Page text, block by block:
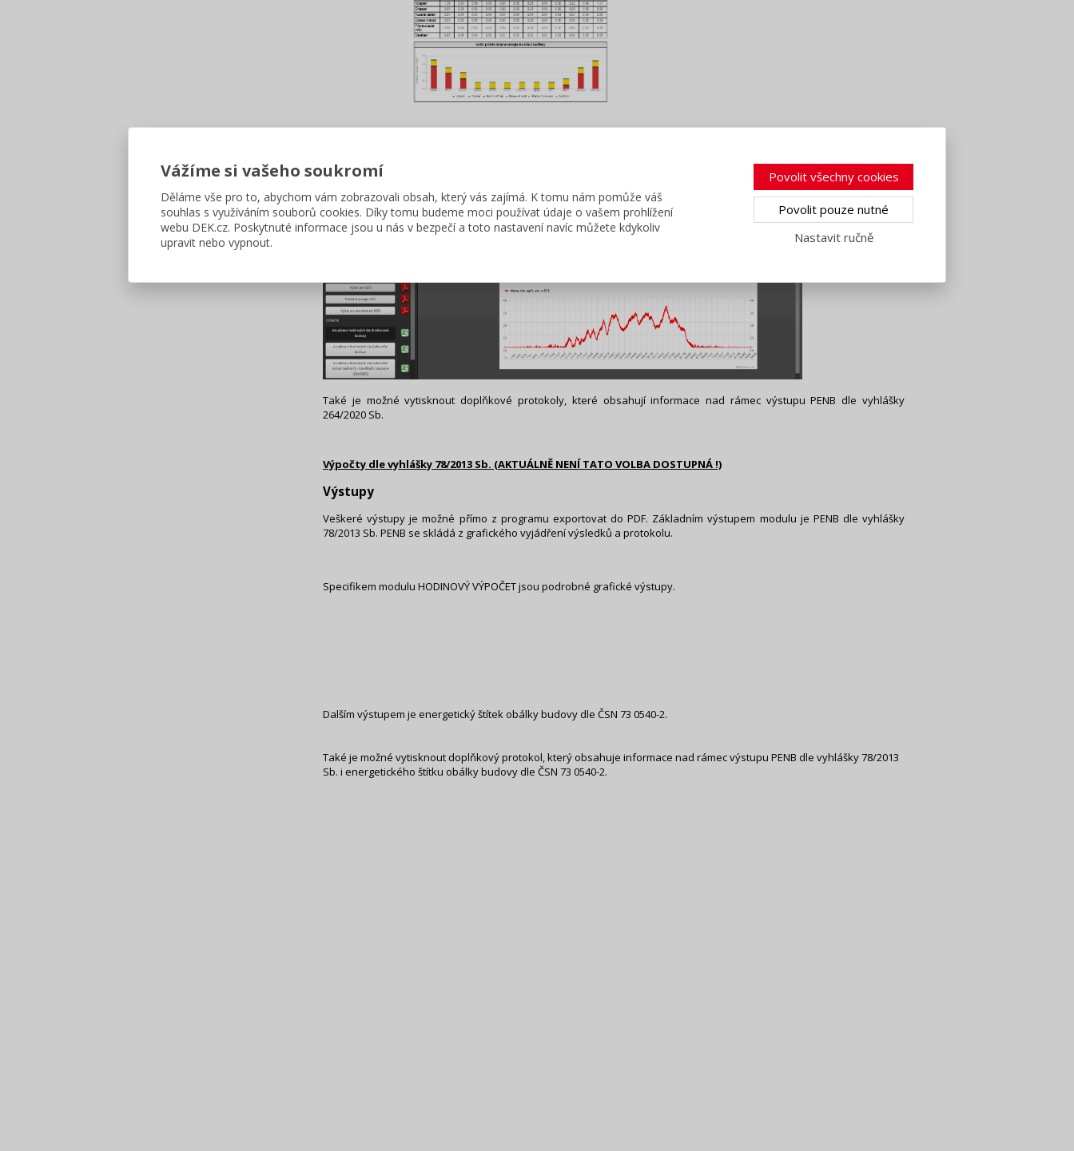
Vážíme si vašeho soukromí
Děláme vše pro to, abychom vám zobrazovali obsah, který vás zajímá. K tomu nám pomůže váš
souhlas s využíváním souborů cookies. Díky tomu budeme moci používat údaje o vašem prohlížení
webu DEK.cz. Poskytnuté informace jsou u nás v bezpečí a toto nastavení navíc můžete kdykoliv
upravit nebo vypnout.
Povolit všechny cookies
Povolit pouze nutné
Nastavit ručně
Také je možné vytisknout doplňkové protokoly, které obsahují informace nad rámec výstupu PENB dle vyhlášky
264/2020 Sb.
Výpočty dle vyhlášky 78/2013 Sb. (AKTUÁLNĚ NENÍ TATO VOLBA DOSTUPNÁ !)
Výstupy
Veškeré výstupy je možné přímo z programu exportovat do PDF. Základním výstupem modulu je PENB dle vyhlášky
78/2013 Sb. PENB se skládá z grafického vyjádření výsledků a protokolu.
Specifikem modulu HODINOVÝ VÝPOČET jsou podrobné grafické výstupy.
Dalším výstupem je energetický štítek obálky budovy dle ČSN 73 0540-2.
Také je možné vytisknout doplňkový protokol, který obsahuje informace nad rámec výstupu PENB dle vyhlášky 78/2013
Sb. i energetického štítku obálky budovy dle ČSN 73 0540-2.